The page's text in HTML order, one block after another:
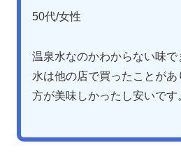
50代/女性
温泉水なのかわからない味
水は他の店で買ったことが
方が美味しかったし安いです